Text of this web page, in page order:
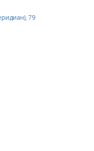
79